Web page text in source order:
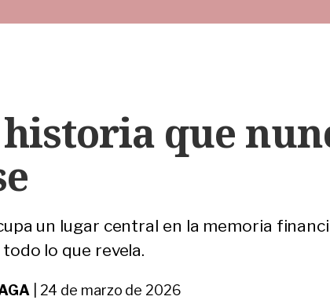
historia que
un lugar central en la memoria
lo que revela.
| 24 de marzo de 2026